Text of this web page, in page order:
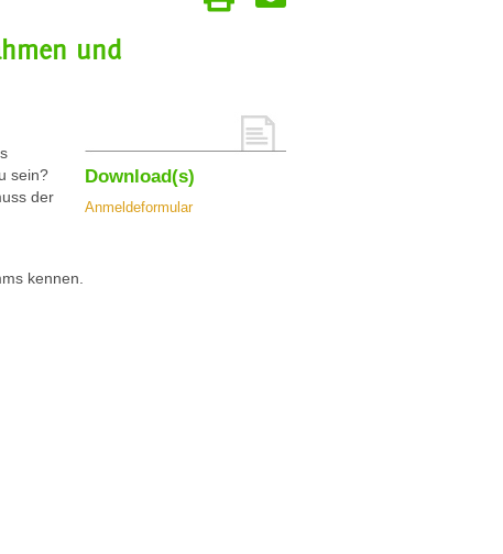
und
Download(s)
Anmeldeformular
sein?
der
kennen.